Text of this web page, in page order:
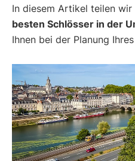
In diesem Artikel teilen wir
besten Schlösser in der
Ihnen bei der Planung